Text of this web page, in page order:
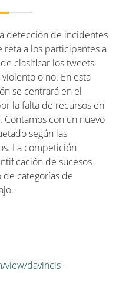
detección de incidentes
reta a los participantes a
clasificar los tweets
o no. En esta
se centrará en el
la falta de recursos en
con un nuevo
según las
La competición
de sucesos
categorías de
view/davincis-